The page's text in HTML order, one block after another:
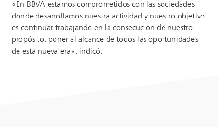
«En BBVA estamos comprometidos con las sociedades
donde desarrollamos nuestra actividad y nuestro objetivo
es continuar trabajando en la consecución de nuestro
propósito: poner al alcance de todos las oportunidades
de esta nueva era», indicó.